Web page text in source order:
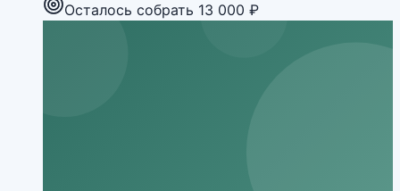
Осталось собрать 13 000 ₽